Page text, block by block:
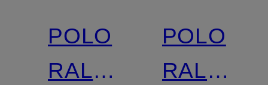
POLO
RALPH
POLO
RALPH